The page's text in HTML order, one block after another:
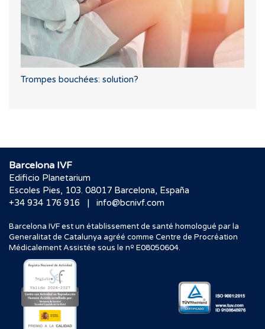
Trompes bouchées: solution?
Barcelona IVF
Edificio Planetarium
Escoles Pies, 103. 08017 Barcelona, España
+34 934 176 916
| info@bcnivf.com
Barcelona IVF est un établissement de santé homologué par la
Generalitat de Catalunya agréé comme Centre de Procréation
Médicalement Assistée sous le nº E08050604.